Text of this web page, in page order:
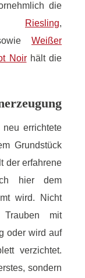
die
Riesling,
Weißer
Noirhält die
errichtete
Grundstück
der erfahrene
hier dem
wird. Nicht
mit
oder wird auf
verzichtet.
sondern